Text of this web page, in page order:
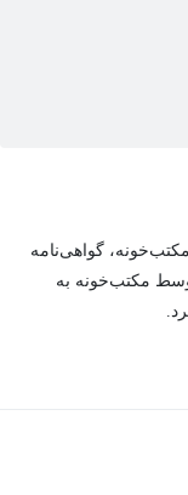
گواهی‌نامه
مکتب‌خونه به